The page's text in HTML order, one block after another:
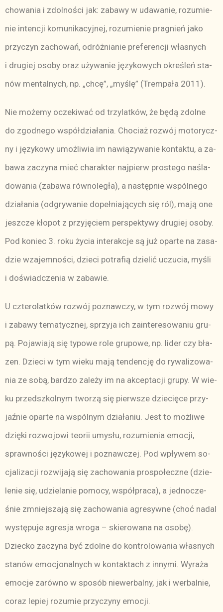
cho­wa­nia i zdol­no­ści jak: za­ba­wy w uda­wa­nie, ro­zu­mie­
nie in­ten­cji ko­mu­ni­ka­cyj­nej, ro­zu­mie­nie pra­gnień ja­ko
przy­czyn za­cho­wań, odróż­nia­nie pre­fe­ren­cji wła­snych
i dru­giej oso­by oraz uży­wa­nie ję­zy­ko­wych okre­śleń sta­
nów men­tal­nych, np. „ch­cę”, „my­ślę” (Trem­pa­ła 2011).
Nie mo­że­my ocze­ki­wać od trzy­lat­ków, że bę­dą zdol­ne
do zgod­ne­go współ­dzia­ła­nia. Cho­ciaż roz­wój mo­to­rycz­
ny i ję­zy­ko­wy umoż­li­wia im na­wią­zy­wa­nie kon­tak­tu, a za­
ba­wa za­czy­na mieć cha­rak­ter naj­pierw pro­ste­go na­śla­
do­wa­nia (za­ba­wa rów­no­le­gła), a na­stęp­nie wspól­ne­go
dzia­ła­nia (od­gry­wa­nie do­peł­nia­ją­cych się ról), ma­ją one
jesz­cze kło­pot z przy­ję­ciem per­spek­ty­wy dru­giej oso­by.
Pod ko­niec 3. ro­ku ży­cia in­te­rak­cje są już opar­te na za­sa­
dzie wza­jem­no­ści, dzie­ci po­tra­fią dzie­lić uczu­cia, my­śli
i do­świad­cze­nia w za­ba­wie.
U czte­ro­lat­ków roz­wój po­znaw­czy, w tym roz­wój mo­wy
i za­ba­wy te­ma­tycz­nej, sprzy­ja ich za­in­te­re­so­wa­niu gru­
pą. Po­ja­wia­ją się ty­po­we ro­le gru­po­we, np. li­der czy bła­
zen. Dzie­ci w tym wie­ku ma­ją ten­den­cję do ry­wa­li­zo­wa­
nia ze so­bą, bar­dzo za­le­ży im na ak­cep­ta­cji gru­py. W wie­
ku przed­szkol­nym two­rzą się pierw­sze dzie­cię­ce przy­
jaź­nie opar­te na wspól­nym dzia­ła­niu. Jest to moż­li­we
dzię­ki roz­wo­jo­wi teo­rii umy­słu, ro­zu­mie­nia emo­cji,
spraw­no­ści ję­zy­ko­wej i po­znaw­czej. Pod wpły­wem so­
cja­li­za­cji roz­wi­ja­ją się za­cho­wa­nia pro­spo­łecz­ne (dzie­
le­nie się, udzie­la­nie po­mo­cy, współ­pra­ca), a jed­no­cze­
śnie zmniej­sza­ją się za­cho­wa­nia agre­syw­ne (choć na­dal
wy­stę­pu­je agre­sja wro­ga – skie­ro­wa­na na oso­bę).
Dziec­ko za­czy­na być zdol­ne do kon­tro­lo­wa­nia wła­snych
sta­nów emo­cjo­nal­nych w kon­tak­tach z in­ny­mi. Wy­ra­ża
emo­cje za­rów­no w spo­sób nie­wer­bal­ny, jak i wer­bal­nie,
co­raz le­piej ro­zu­mie przy­czy­ny emo­cji.